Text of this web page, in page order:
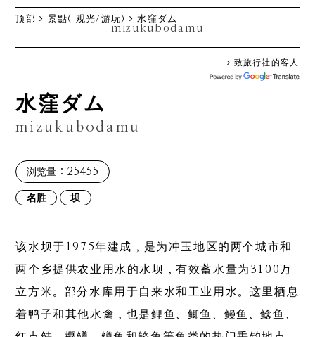
顶部 景點( 观光/游玩) 水窪ダム
mizukubodamu
致旅行社的客人
水窪ダム
mizukubodamu
浏览量 ：25455
名胜 坝
该水坝于1975年建成，是为冲玉地区的两个城市和
两个乡提供农业用水的水坝，有效蓄水量为3100万
立方米。部分水库用于自来水和工业用水。这里栖息
着鸭子和其他水禽，也是鲤鱼、鲫鱼、鳗鱼、鲶鱼、